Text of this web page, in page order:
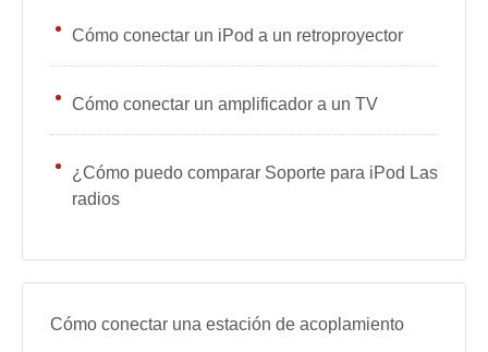
Cómo conectar un iPod a un retroproyector
Cómo conectar un amplificador a un TV
¿Cómo puedo comparar Soporte para iPod Las
radios
Cómo conectar una estación de acoplamiento